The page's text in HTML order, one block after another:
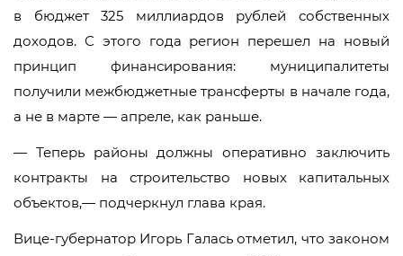
в бюджет 325 миллиардов рублей собственных
доходов. С этого года регион перешел на новый
принцип финансирования: муниципалитеты
получили межбюджетные трансферты в начале года,
а не в марте — апреле, как раньше.
— Теперь районы должны оперативно заключить
контракты на строительство новых капитальных
объектов,— подчеркнул глава края.
Вице-губернатор Игорь Галась отметил, что законом